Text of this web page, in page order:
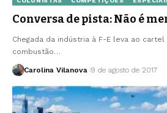
Conversa de pista: Não é
Chegada da indústria à F-E leva ao
combustão…
Carolina Vilanova 9 de agosto de 2017